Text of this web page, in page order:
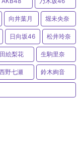
向井葉月 堀未央奈
日向坂46 松井玲奈
絵梨花 生駒里奈
野七瀬 鈴木絢音